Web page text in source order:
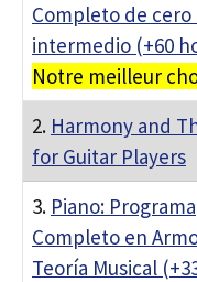
Completo de cero
intermedio (+60
Notre meilleur
2. Harmony and
for Guitar Players
3. Piano: Programa
Completo en
Teoría Musical